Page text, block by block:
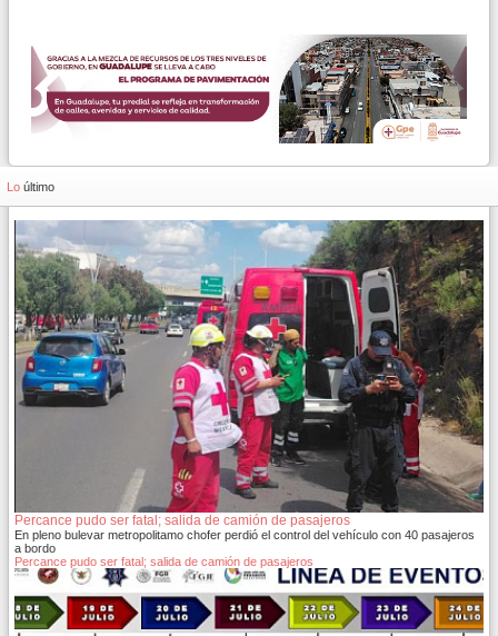
Lo último
Percance pudo ser fatal; salida de camión de pasajeros
En pleno bulevar metropolitamo chofer perdió el control del vehículo con 40 pasajeros
a bordo
Percance pudo ser fatal; salida de camión de pasajeros